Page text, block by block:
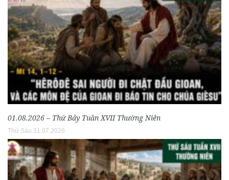
01.08.2026 – Thứ Bảy Tuần XVII Thường Niên
Thứ Sáu 31.07.2026